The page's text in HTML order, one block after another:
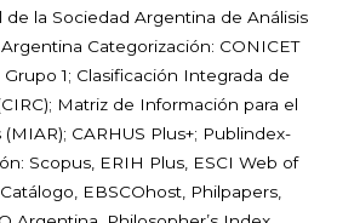
de la Sociedad Argentina de Análisis
Categorización: CONICET
Grupo 1; Clasificación Integrada de
Matriz de Información para el
CARHUS Plus+; Publindex-
Scopus, ERIH Plus, ESCI Web of
EBSCOhost, Philpapers,